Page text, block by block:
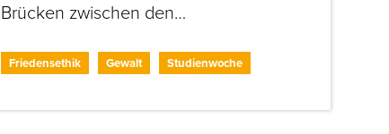
Brücken zwischen den…
Friedensethik Gewalt Studienwoche